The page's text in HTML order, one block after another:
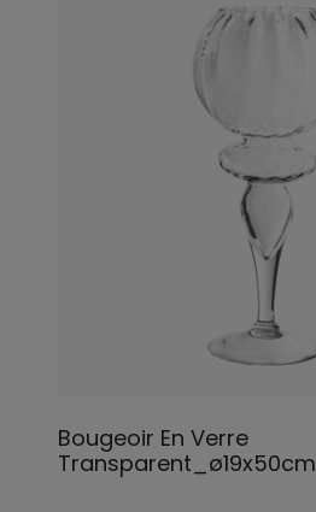
Bougeoir En Verre
Transparent_ø19x50cm